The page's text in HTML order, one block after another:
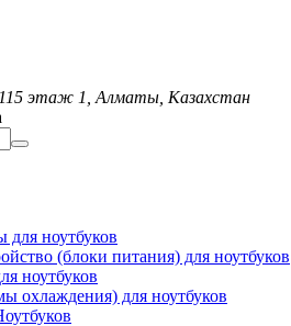
этаж 1, Алматы, Казахстан
для ноутбуков
(блоки питания) для ноутбуков
ноутбуков
охлаждения) для ноутбуков